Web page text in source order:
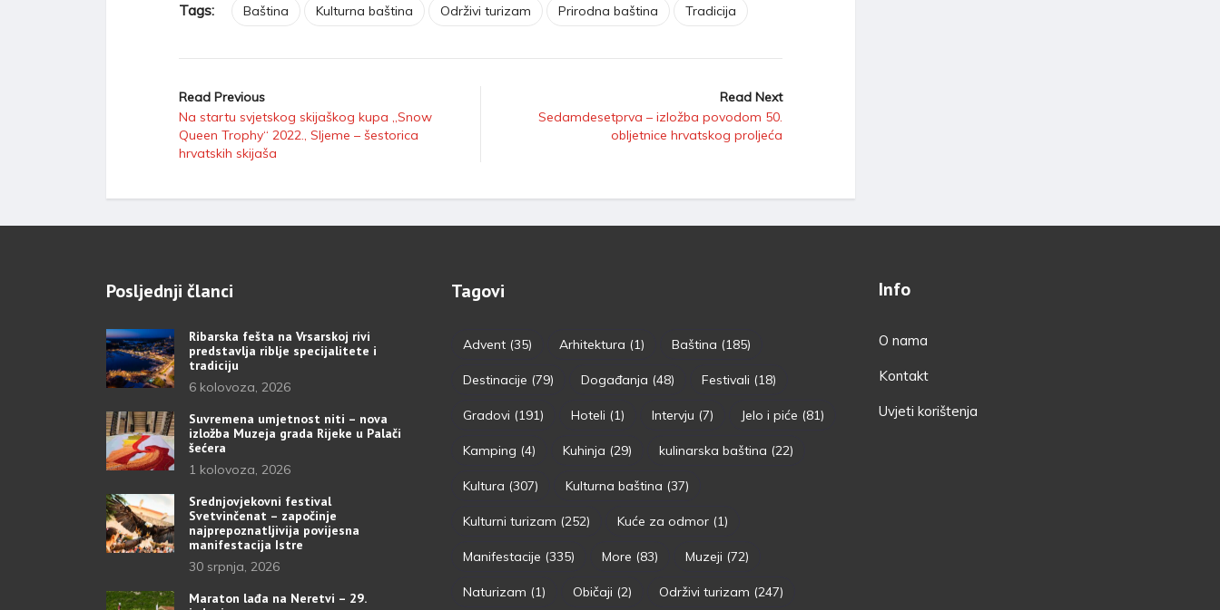
Tags: Baština Kulturna baština Održivi turizam Prirodna baština Tradicija
Read Previous
Na startu svjetskog skijaškog kupa „Snow
Queen Trophy“ 2022., Sljeme – šestorica
hrvatskih skijaša
Read Next
Sedamdesetprva – izložba povodom 50.
obljetnice hrvatskog proljeća
Posljednji članci
Ribarska fešta na Vrsarskoj rivi
predstavlja riblje specijalitete i
tradiciju
6 kolovoza, 2026
Suvremena umjetnost niti – nova
izložba Muzeja grada Rijeke u Palači
šećera
1 kolovoza, 2026
Srednjovjekovni festival
Svetvinčenat – započinje
najprepoznatljivija povijesna
manifestacija Istre
30 srpnja, 2026
Maraton lađa na Neretvi – 29.
Tagovi
Advent(35) Arhitektura (1) Baština (185)
Destinacije (79) Događanja (48) Festivali (18)
Gradovi (191) Hoteli (1) Intervju (7) Jelo i piće (81)
Kamping (4) Kuhinja (29) kulinarska baština (22)
Kultura (307) Kulturna baština (37)
Kulturni turizam (252) Kuće za odmor(1)
Manifestacije (335) More (83) Muzeji (72)
Naturizam (1) Običaji (2) Održivi turizam (247)
Info
O nama
Kontakt
Uvjeti korištenja